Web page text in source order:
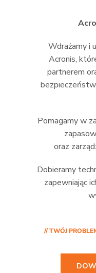
Wdrażamy i
Acronis,
partnerem
Pomagamy w
oraz
Dobieramy
zapewniając
// TWÓJ